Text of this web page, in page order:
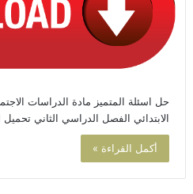
حل اسئلة المتميز مادة الدراسات
الابتدائي الفصل الدراسي الثاني
أكمل القراءة »